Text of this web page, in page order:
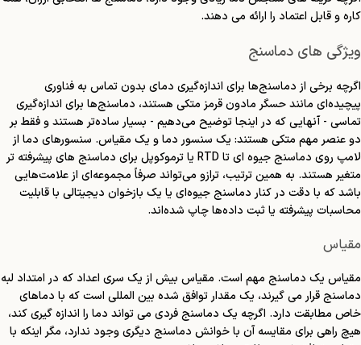
کاره و قابل اعتماد را ارائه می دهند.
ویژگی های دماسنج
اگرچه برخی از دماسنج‌ها برای اندازه‌گیری دمای بدون تماس به فناوری
پیچیده‌ای مانند حسگر مادون قرمز متکی هستند، دماسنج‌ها برای اندازه‌گیری
تماسی - آنهایی که در اینجا توضیح می‌دهیم - بسیار ساده‌تر هستند و فقط بر
دو عنصر مهم متکی هستند: یک سنسور دما و یک مقیاس. سنسورهای دما از
لامپ روی دماسنج جیوه ای تا RTD یا ترموکوپل برای دماسنج های پیشرفته تر
متغیر هستند. به همین ترتیب، ترازو می‌تواند صرفاً مجموعه‌ای از علامت‌هایی
باشد که با دقت در کنار دماسنج جیوه‌ای یا یک بازخوان دیجیتالی با قابلیت
محاسبات پیشرفته یا ثبت داده‌ها چاپ شده‌اند.
مقیاس
مقیاس یک دماسنج مهم است. مقیاس بیش از یک سری اعداد که در امتداد لبه
دماسنج قرار می گیرند، یک مقدار توافق شده بین المللی است که با دماهای
خاص مطابقت دارد. اگرچه یک دماسنج فردی می تواند دما را اندازه گیری کند،
هیچ راهی برای مقایسه آن با خوانش دماسنج دیگری وجود ندارد، مگر اینکه با